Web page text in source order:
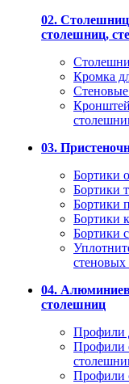
02.
столешниц,
Кромка
03.
Бортики
Бортики
Бортики
Бортики
Бортики
стеновых
04.
столешниц
Профили
Профили
Профили